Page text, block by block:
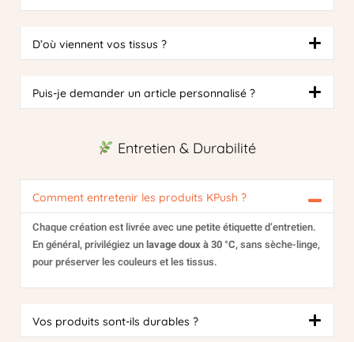
D’où viennent vos tissus ?
Puis-je demander un article personnalisé ?
Entretien & Durabilité
Comment entretenir les produits KPush ?
Chaque création est livrée avec une petite étiquette d’entretien.
En général, privilégiez unlavage doux à 30 °C, sans sèche-linge,
pour préserver les couleurs et les tissus.
Vos produits sont-ils durables ?